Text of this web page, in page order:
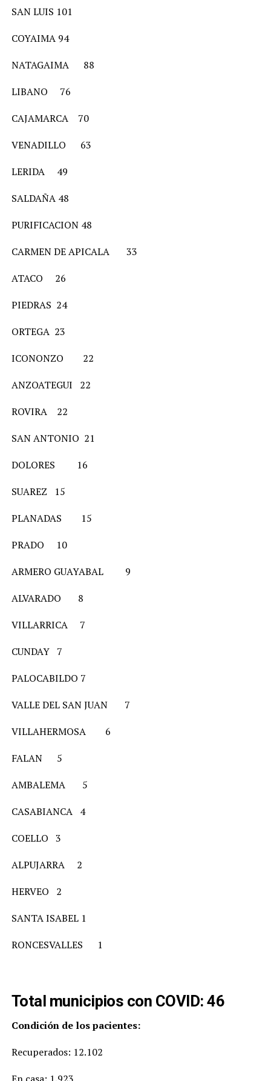
SAN LUIS 101
COYAIMA 94
NATAGAIMA 88
LIBANO 76
CAJAMARCA 70
VENADILLO 63
LERIDA 49
SALDAÑA 48
PURIFICACION 48
CARMEN DE APICALA 33
ATACO 26
PIEDRAS 24
ORTEGA 23
ICONONZO 22
ANZOATEGUI 22
ROVIRA 22
SAN ANTONIO 21
DOLORES 16
SUAREZ 15
PLANADAS 15
PRADO 10
ARMERO GUAYABAL 9
ALVARADO 8
VILLARRICA 7
CUNDAY 7
PALOCABILDO 7
VALLE DEL SAN JUAN 7
VILLAHERMOSA 6
FALAN 5
AMBALEMA 5
CASABIANCA 4
COELLO 3
ALPUJARRA 2
HERVEO 2
SANTA ISABEL 1
RONCESVALLES 1
Total municipios con COVID: 46
Condición de los pacientes:
Recuperados: 12.102